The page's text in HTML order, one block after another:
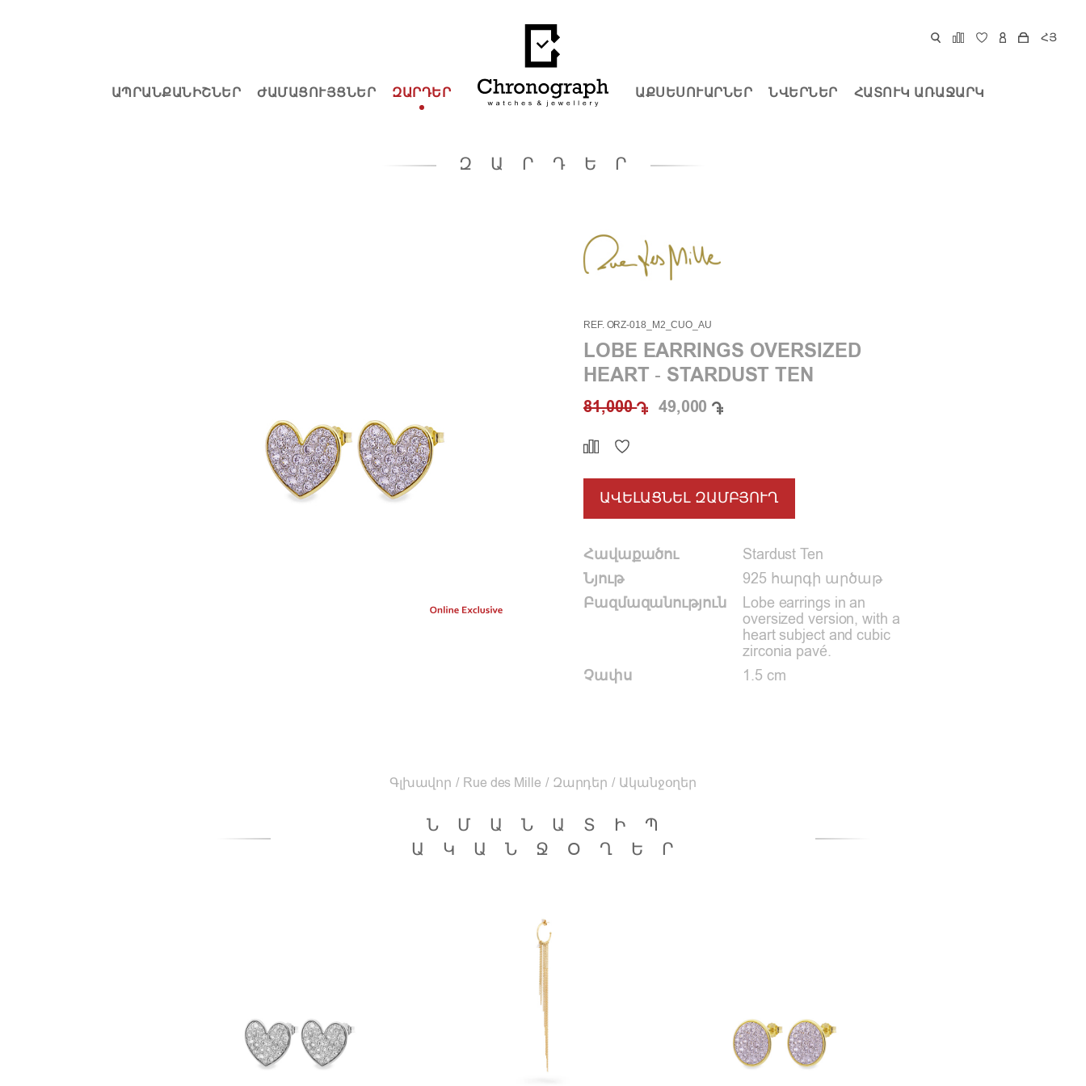
ՀՅ
ԱՊՐԱՆՔԱՆԻՇՆԵՐ ԺԱՄԱՑՈՒՅՑՆԵՐ ԶԱՐԴԵՐ ԱՔՍԵՍՈՒԱՐՆԵՐ ՆՎԵՐՆԵՐ ՀԱՏՈՒԿ ԱՌԱՋԱՐԿ
ԶԱՐԴԵՐ
REF. ORZ-018_M2_CUO_AU
LOBE EARRINGS OVERSIZED
HEART - STARDUST TEN
81,000 49,000
ԱՎԵԼԱՑՆԵԼ ԶԱՄԲՅՈՒՂ
Հավաքածու
Stardust Ten
Նյութ
925 հարգի արծաթ
Բազմազանություն
Lobe earrings in an
oversized version, with a
heart subject and cubic
zirconia pavé.
Չափս
1.5 cm
Գլխավոր / Rue des Mille / Զարդեր / Ականջօղեր
ՆՄԱՆԱՏԻՊ
ԱԿԱՆՋՕՂԵՐ